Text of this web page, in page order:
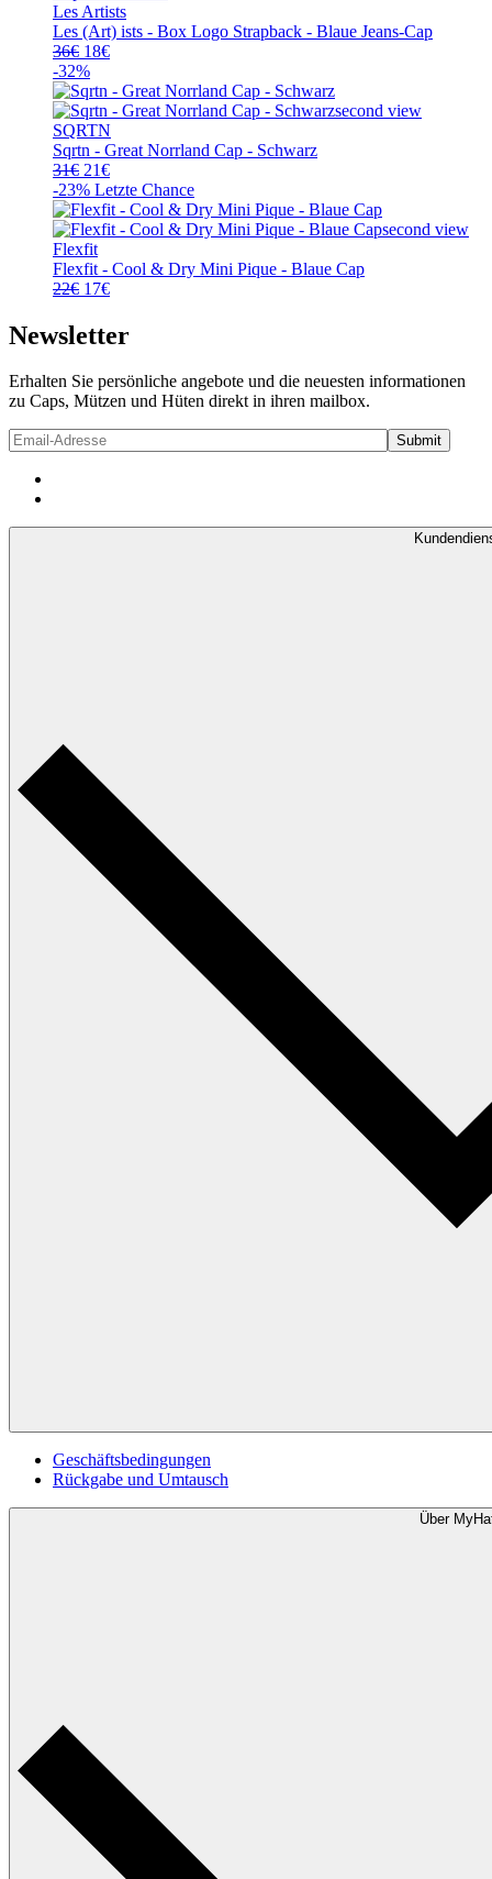
Les Artists
Les (Art) ists - Box Logo Strapback - Blaue Jeans-Cap
36€ Ursprünglicher
Preis
war:
36€
18€Aktueller
ist:
18€.
-32%
SQRTN
Sqrtn - Great Norrland Cap - Schwarz
31€ Ursprünglicher
Preis
war:
31€
21€Aktueller
Preis
ist:
21€.
-23% Letzte Chance
Flexfit
Flexfit - Cool & Dry Mini Pique - Blaue Cap
22€ Ursprünglicher
war:
22€
17€Aktueller
17€.
Newsletter
Erhalten Sie persönliche angebote und die neuesten informationen
zu Caps, Mützen und Hüten direkt in ihren mailbox.
Geschäftsbedingungen
Rückgabe und Umtausch
Über